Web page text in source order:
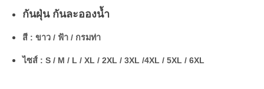
กันฝุ่น กันละอองน้ำ
สี : ขาว / ฟ้า / กรมท่า
ไซส์ : S / M / L / XL / 2XL / 3XL /4XL / 5XL / 6XL